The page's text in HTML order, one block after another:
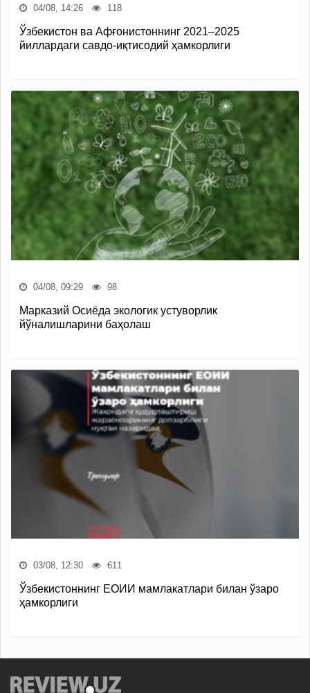
04/08, 14:26 118
Ўзбекистон ва Афғонистоннинг 2021–2025
йиллардаги савдо-иқтисодий ҳамкорлиги
04/08, 09:29 98
Марказий Осиёда экологик устуворлик
йўналишларини баҳолаш
03/08, 12:30 611
Ўзбекистоннинг ЕОИИ мамлакатлари билан ўзаро
ҳамкорлиги